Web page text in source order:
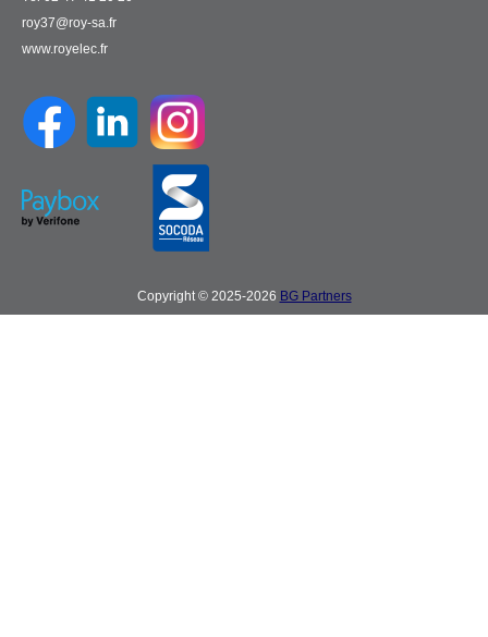
roy37@roy-sa.fr
www.royelec.fr
Copyright © 2025-2026 BG Partners